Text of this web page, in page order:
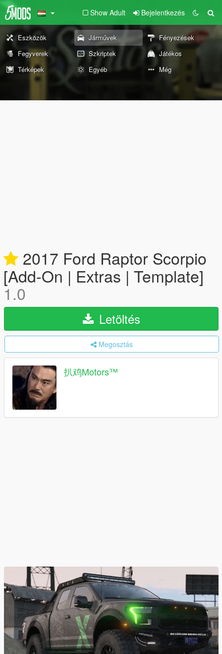
Show Adult Bejelentkezés
Eszközök Járművek
Fényezések
Fegyverek
Szkriptek
Játékos
Térképek
Egyéb Még
2017 Ford Raptor Scorpio
[Add-On | Extras | Template]
1.0
Letöltés
Megosztás
扒鸡Motors™